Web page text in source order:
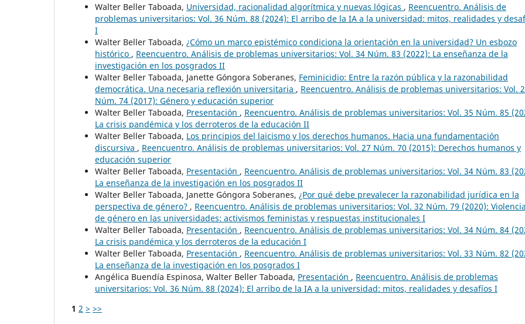
Walter Beller Taboada, Universidad, racionalidad algorítmica y nuevas lógicas , Reencuentro. Análisis de
problemas universitarios: Vol. 36 Núm. 88 (2024): El arribo de la IA a la universidad: mitos, realidades y
I
Walter Beller Taboada, ¿Cómo un marco epistémico condiciona la orientación en la universidad? Un esbozo
histórico , Reencuentro. Análisis de problemas universitarios: Vol. 34 Núm. 83 (2022): La enseñanza de la
investigación en los posgrados II
Walter Beller Taboada, Janette Góngora Soberanes, Feminicidio: Entre la razón pública y la razonabilidad
democrática. Una necesaria reflexión universitaria , Reencuentro. Análisis de problemas universitarios: Vol.
Núm. 74 (2017): Género y educación superior
Walter Beller Taboada, Presentación , Reencuentro. Análisis de problemas universitarios: Vol. 35 Núm. 85
La crisis pandémica y los derroteros de la educación II
Walter Beller Taboada, Los principios del laicismo y los derechos humanos. Hacia una fundamentación
discursiva , Reencuentro. Análisis de problemas universitarios: Vol. 27 Núm. 70 (2015): Derechos humanos y
educación superior
Walter Beller Taboada, Presentación , Reencuentro. Análisis de problemas universitarios: Vol. 34 Núm. 83
La enseñanza de la investigación en los posgrados II
Walter Beller Taboada, Janette Góngora Soberanes, ¿Por qué debe prevalecer la razonabilidad jurídica en la
perspectiva de género? , Reencuentro. Análisis de problemas universitarios: Vol. 32 Núm. 79 (2020):
de género en las universidades: activismos feministas y respuestas institucionales I
Walter Beller Taboada, Presentación , Reencuentro. Análisis de problemas universitarios: Vol. 34 Núm. 84
La crisis pandémica y los derroteros de la educación I
Walter Beller Taboada, Presentación , Reencuentro. Análisis de problemas universitarios: Vol. 33 Núm. 82
La enseñanza de la investigación en los posgrados I
Angélica Buendía Espinosa, Walter Beller Taboada, Presentación , Reencuentro. Análisis de problemas
universitarios: Vol. 36 Núm. 88 (2024): El arribo de la IA a la universidad: mitos, realidades y desafíos I
1 2 > >>